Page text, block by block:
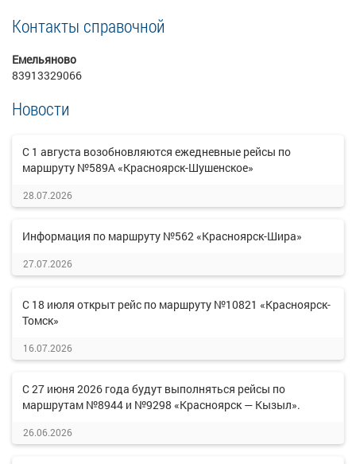
Контакты справочной
Емельяново
83913329066
Новости
С 1 августа возобновляются ежедневные рейсы по
маршруту №589А «Красноярск-Шушенское»
28.07.2026
Информация по маршруту №562 «Красноярск-Шира»
27.07.2026
С 18 июля открыт рейс по маршруту №10821 «Красноярск-
Томск»
16.07.2026
С 27 июня 2026 года будут выполняться рейсы по
маршрутам №8944 и №9298 «Красноярск — Кызыл».
26.06.2026